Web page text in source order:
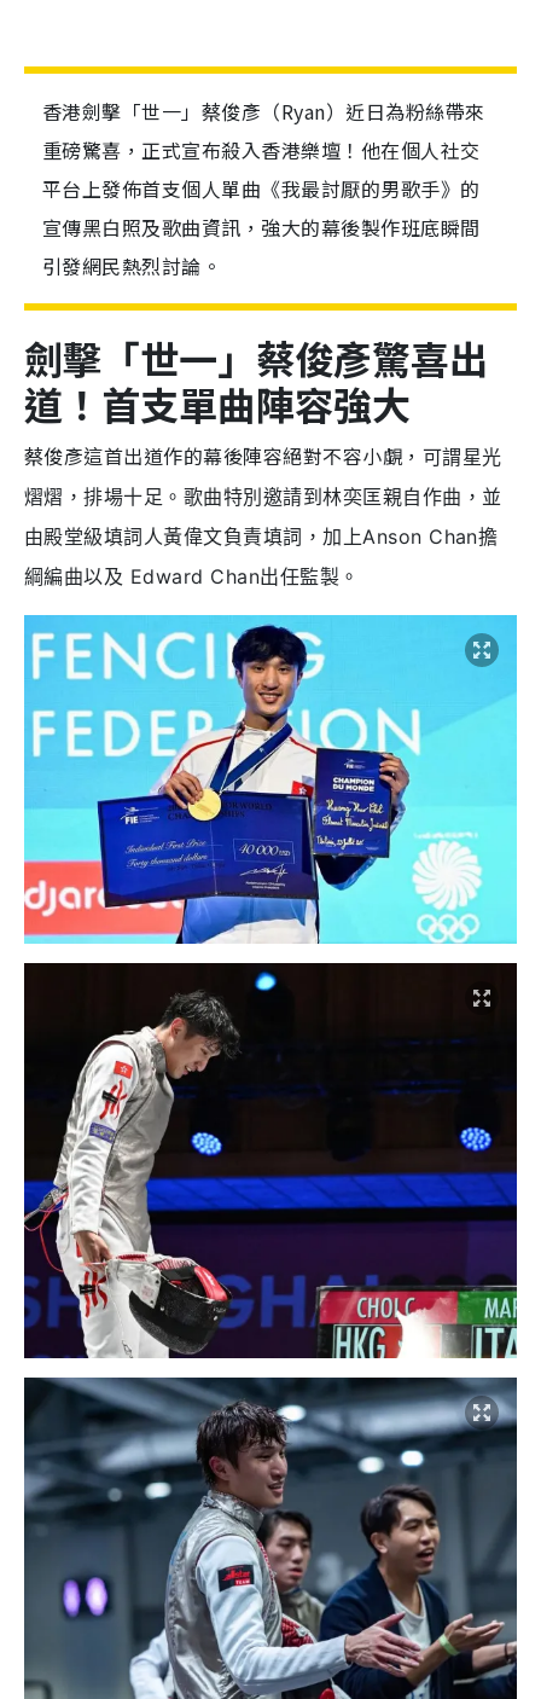
香港劍擊「世一」蔡俊彥（Ryan）近日為粉絲帶來
重磅驚喜，正式宣布殺入香港樂壇！他在個人社交
平台上發佈首支個人單曲《我最討厭的男歌手》的
宣傳黑白照及歌曲資訊，強大的幕後製作班底瞬間
引發網民熱烈討論。
劍擊「世一」蔡俊彥驚喜出
道！首支單曲陣容強大
蔡俊彥這首出道作的幕後陣容絕對不容小覷， 可謂星光
熠熠，排場十足。歌曲特別邀請到林奕匡親自作曲，並
由殿堂級填詞人黃偉文負責填詞，加上Anson Chan擔
綱編曲以及 Edward Chan出任監製。